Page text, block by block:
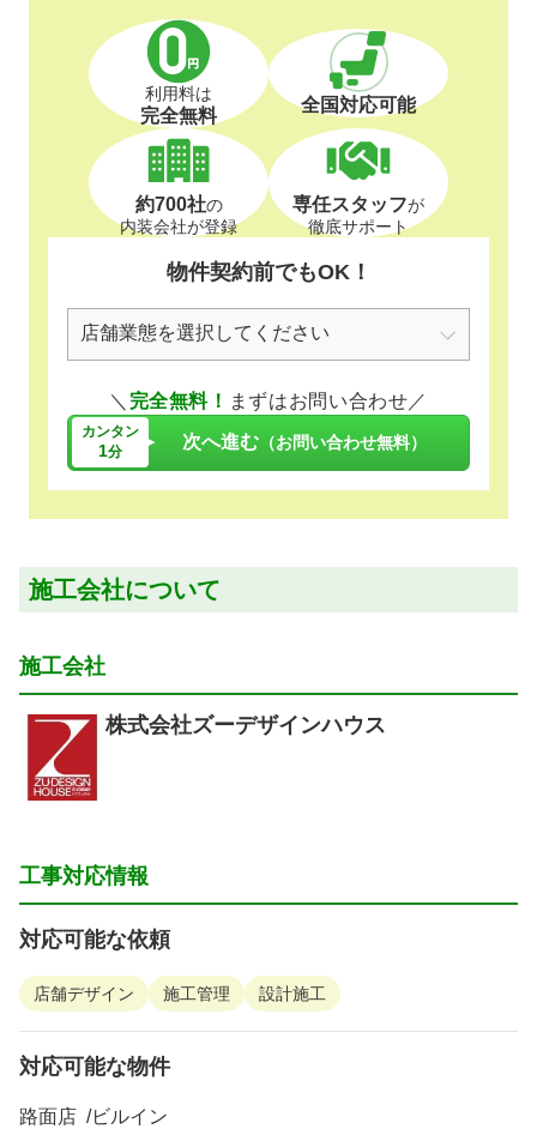
利用料は
完全無料 全国対応可能
約700社の
内装会社が登録
専任スタッフが
徹底サポート
物件契約前でもOK！
＼ 完全無料！ まずはお問い合わせ／
カンタン
1分 次へ進む （お問い合わせ無料）
施工会社について
施工会社
株式会社ズーデザインハウス
工事対応情報
対応可能な依頼
店舗デザイン 施工管理 設計施工
対応可能な物件
路面店 ビルイン